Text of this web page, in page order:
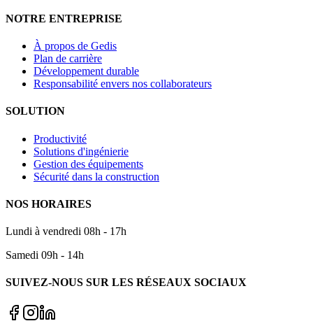
NOTRE ENTREPRISE
À propos de Gedis
Plan de carrière
Développement durable
Responsabilité envers nos collaborateurs
SOLUTION
Productivité
Solutions d'ingénierie
Gestion des équipements
Sécurité dans la construction
NOS HORAIRES
Lundi à vendredi 08h - 17h
Samedi 09h - 14h
SUIVEZ-NOUS SUR LES RÉSEAUX SOCIAUX